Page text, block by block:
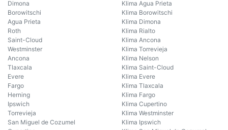
Dimona
Borowitschi
Agua Prieta
Roth
Saint-Cloud
Westminster
Ancona
Tlaxcala
Evere
Fargo
Herning
Ipswich
Torrevieja
San Miguel de Cozumel
Klima Agua Prieta
Klima Borowitschi
Klima Dimona
Klima Rialto
Klima Ancona
Klima Torrevieja
Klima Nelson
Klima Saint-Cloud
Klima Evere
Klima Tlaxcala
Klima Fargo
Klima Cupertino
Klima Westminster
Klima Ipswich